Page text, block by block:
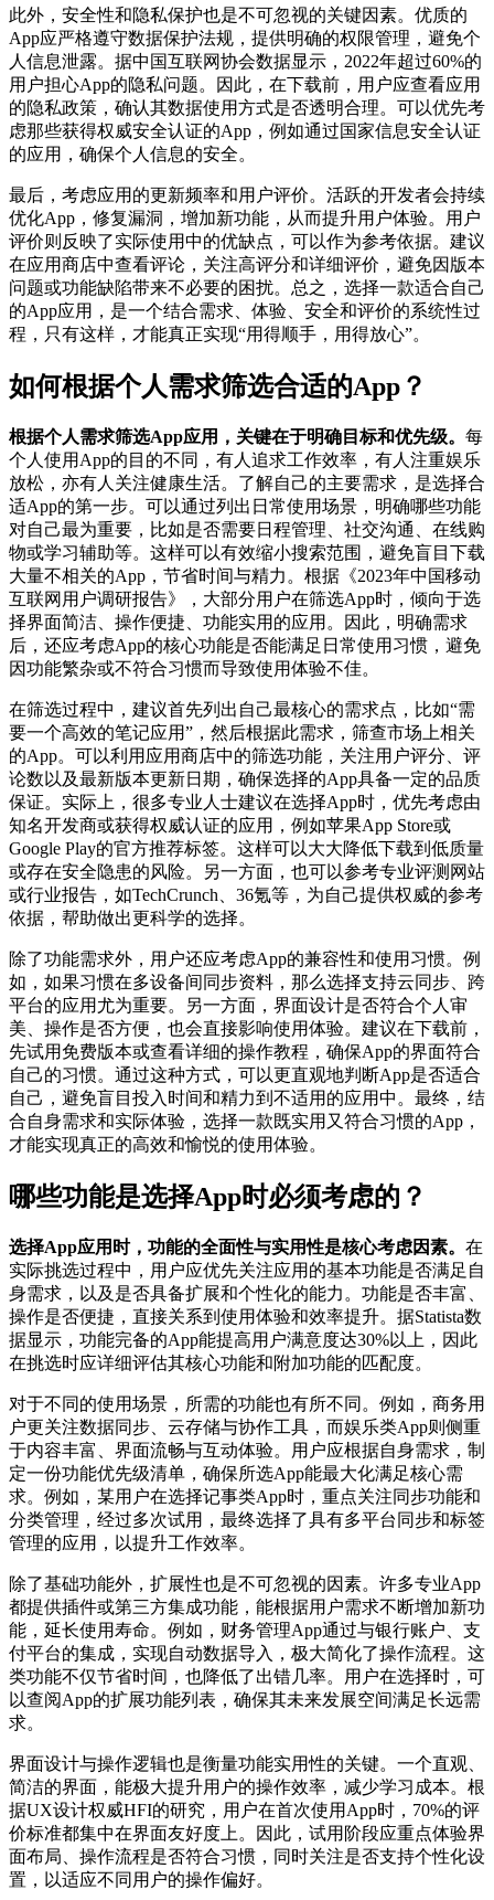
此外，安全性和隐私保护也是不可忽视的关键因素。优质的
App应严格遵守数据保护法规，提供明确的权限管理，避免个
人信息泄露。据中国互联网协会数据显示，2022年超过60%的
用户担心App的隐私问题。因此，在下载前，用户应查看应用
的隐私政策，确认其数据使用方式是否透明合理。可以优先考
虑那些获得权威安全认证的App，例如通过国家信息安全认证
的应用，确保个人信息的安全。
最后，考虑应用的更新频率和用户评价。活跃的开发者会持续
优化App，修复漏洞，增加新功能，从而提升用户体验。用户
评价则反映了实际使用中的优缺点，可以作为参考依据。建议
在应用商店中查看评论，关注高评分和详细评价，避免因版本
问题或功能缺陷带来不必要的困扰。总之，选择一款适合自己
的App应用，是一个结合需求、体验、安全和评价的系统性过
程，只有这样，才能真正实现“用得顺手，用得放心”。
如何根据个人需求筛选合适的App？
根据个人需求筛选App应用，关键在于明确目标和优先级。 每
个人使用App的目的不同，有人追求工作效率，有人注重娱乐
放松，亦有人关注健康生活。了解自己的主要需求，是选择合
适App的第一步。可以通过列出日常使用场景，明确哪些功能
对自己最为重要，比如是否需要日程管理、社交沟通、在线购
物或学习辅助等。这样可以有效缩小搜索范围，避免盲目下载
大量不相关的App，节省时间与精力。根据《2023年中国移动
互联网用户调研报告》，大部分用户在筛选App时，倾向于选
择界面简洁、操作便捷、功能实用的应用。因此，明确需求
后，还应考虑App的核心功能是否能满足日常使用习惯，避免
因功能繁杂或不符合习惯而导致使用体验不佳。
在筛选过程中，建议首先列出自己最核心的需求点，比如“需
要一个高效的笔记应用”，然后根据此需求，筛查市场上相关
的App。可以利用应用商店中的筛选功能，关注用户评分、评
论数以及最新版本更新日期，确保选择的App具备一定的品质
保证。实际上，很多专业人士建议在选择App时，优先考虑由
知名开发商或获得权威认证的应用，例如苹果App Store或
Google Play的官方推荐标签。这样可以大大降低下载到低质量
或存在安全隐患的风险。另一方面，也可以参考专业评测网站
或行业报告，如TechCrunch、36氪等，为自己提供权威的参考
依据，帮助做出更科学的选择。
除了功能需求外，用户还应考虑App的兼容性和使用习惯。例
如，如果习惯在多设备间同步资料，那么选择支持云同步、跨
平台的应用尤为重要。另一方面，界面设计是否符合个人审
美、操作是否方便，也会直接影响使用体验。建议在下载前，
先试用免费版本或查看详细的操作教程，确保App的界面符合
自己的习惯。通过这种方式，可以更直观地判断App是否适合
自己，避免盲目投入时间和精力到不适用的应用中。最终，结
合自身需求和实际体验，选择一款既实用又符合习惯的App，
才能实现真正的高效和愉悦的使用体验。
哪些功能是选择App时必须考虑的？
选择App应用时，功能的全面性与实用性是核心考虑因素。 在
实际挑选过程中，用户应优先关注应用的基本功能是否满足自
身需求，以及是否具备扩展和个性化的能力。功能是否丰富、
操作是否便捷，直接关系到使用体验和效率提升。据Statista数
据显示，功能完备的App能提高用户满意度达30%以上，因此
在挑选时应详细评估其核心功能和附加功能的匹配度。
对于不同的使用场景，所需的功能也有所不同。例如，商务用
户更关注数据同步、云存储与协作工具，而娱乐类App则侧重
于内容丰富、界面流畅与互动体验。用户应根据自身需求，制
定一份功能优先级清单，确保所选App能最大化满足核心需
求。例如，某用户在选择记事类App时，重点关注同步功能和
分类管理，经过多次试用，最终选择了具有多平台同步和标签
管理的应用，以提升工作效率。
除了基础功能外，扩展性也是不可忽视的因素。许多专业App
都提供插件或第三方集成功能，能根据用户需求不断增加新功
能，延长使用寿命。例如，财务管理App通过与银行账户、支
付平台的集成，实现自动数据导入，极大简化了操作流程。这
类功能不仅节省时间，也降低了出错几率。用户在选择时，可
以查阅App的扩展功能列表，确保其未来发展空间满足长远需
求。
界面设计与操作逻辑也是衡量功能实用性的关键。一个直观、
简洁的界面，能极大提升用户的操作效率，减少学习成本。根
据UX设计权威HFI的研究，用户在首次使用App时，70%的评
价标准都集中在界面友好度上。因此，试用阶段应重点体验界
面布局、操作流程是否符合习惯，同时关注是否支持个性化设
置，以适应不同用户的操作偏好。